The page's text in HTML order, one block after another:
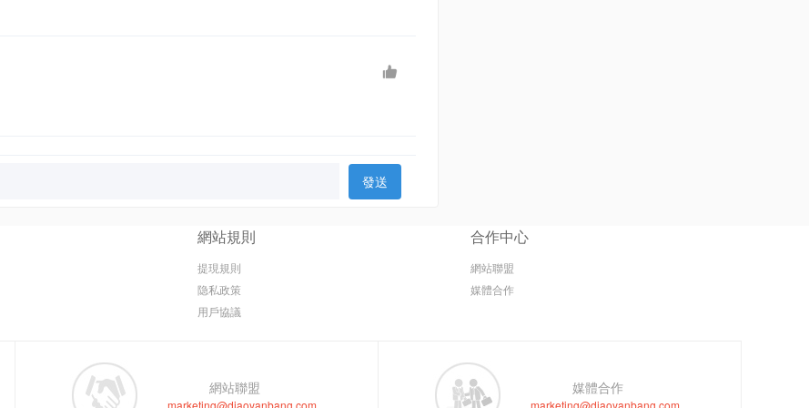
發送
網站規則
提現規則
隐私政策
用戶協議
合作中心
網站聯盟
媒體合作
網站聯盟
marketing@diaoyanbang.com
媒體合作
marketing@diaoyanbang.com